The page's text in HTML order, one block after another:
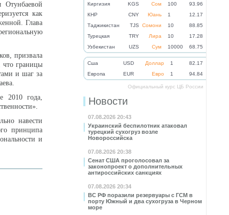
Киргизия
KGS Сом 100
93.96
КНР
CNY Юань 1
12.17
Таджикистан
TJS Сомони 10
88.85
Турецкая
TRY Лира 10
17.28
Узбекистан
UZS Сум 10000 68.75
Cша USD Доллар 1
82.17
Eвропа
EUR Евро 1 94.84
Официальный курс ЦБ России
Новости
07.08.2026 20:43
Украинский беспилотник атаковал
турецкий сухогруз возле
Новороссийска
07.08.2026 20:38
Сенат США проголосовал за
законопроект о дополнительных
антироссийских санкциях
07.08.2026 20:34
ВС РФ поразили резервуары с ГСМ в
порту Южный и два сухогруза в Черном
море
как
Глава
призвала
что границы
и шаг за
2010 года,
навести
принципа
и